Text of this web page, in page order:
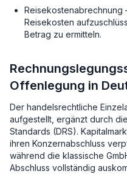
Reisekosten
Betrag zu ermitteln.
Offenlegung in
Der handelsrechtliche
aufgestellt, ergänzt durch
Standards (DRS).
ihren Konzernabschluss
während die klassische
Abschluss vollständig